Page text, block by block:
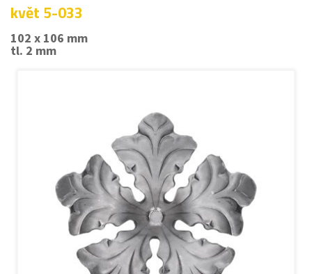
květ 5-033
102 x 106 mm
tl. 2 mm